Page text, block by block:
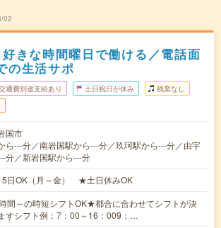
02
きな時間曜日で働ける／電話面
の生活サポ
通費別途支給あり 土日祝日が休み 残業なし
国市
ら---分／南岩国駅から---分／玖珂駅から---分／由宇
分／新岩国駅から---分
5日OK（月～金） ★土日休みOK
間～の時短シフトOK★都合に合わせてシフトが決
すシフト例：7：00～16：009：…